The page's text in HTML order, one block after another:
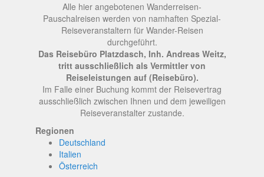
Alle hier angebotenen Wanderreisen-
Pauschalreisen werden von namhaften Spezial-
Reiseveranstaltern für Wander-Reisen
durchgeführt.
Das Reisebüro Platzdasch, Inh. Andreas Weitz,
tritt ausschließlich als Vermittler von
Reiseleistungen auf (Reisebüro).
Im Falle einer Buchung kommt der Reisevertrag
ausschließlich zwischen Ihnen und dem jeweiligen
Reiseveranstalter zustande.
Regionen
Deutschland
Italien
Österreich